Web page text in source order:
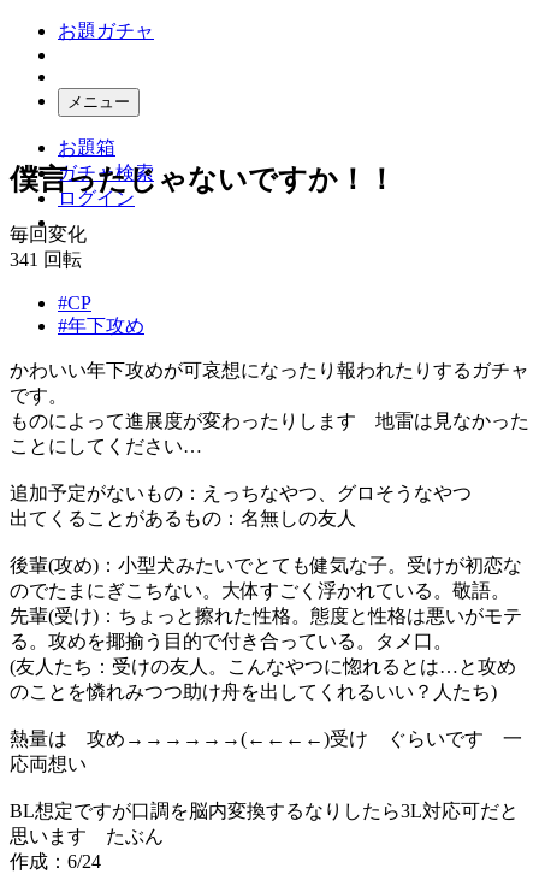
お題ガチャ
メニュー
お題箱
ガチャ検索
ログイン
僕言ったじゃないですか！！
毎回変化
341 回転
#CP
#年下攻め
かわいい年下攻めが可哀想になったり報われたりするガチャ
です。
ものによって進展度が変わったりします 地雷は見なかった
ことにしてください…
追加予定がないもの：えっちなやつ、グロそうなやつ
出てくることがあるもの：名無しの友人
後輩(攻め)：小型犬みたいでとても健気な子。受けが初恋な
のでたまにぎこちない。大体すごく浮かれている。敬語。
先輩(受け)：ちょっと擦れた性格。態度と性格は悪いがモテ
る。攻めを揶揄う目的で付き合っている。タメ口。
(友人たち：受けの友人。こんなやつに惚れるとは…と攻め
のことを憐れみつつ助け舟を出してくれるいい？人たち)
熱量は 攻め→→→→→→(←←←←)受け ぐらいです 一
応両想い
BL想定ですが口調を脳内変換するなりしたら3L対応可だと
思います たぶん
作成：6/24